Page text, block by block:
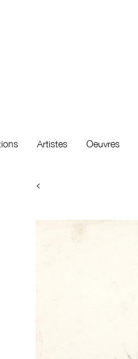
Artistes Oeuvres
<